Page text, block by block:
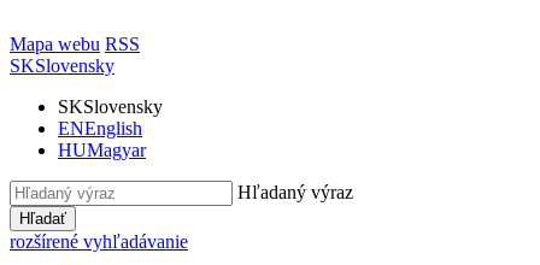
Mapa webu RSS
SKSlovensky
SKSlovensky
ENEnglish
HUMagyar
Hľadaný výraz
Hľadať
rozšírené vyhľadávanie